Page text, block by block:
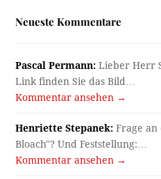
Neueste Kommentare
Pascal Permann: Lieber Herr
Link finden Sie das Bild…
Kommentar ansehen →
Henriette Stepanek: Frage an
Bloach"? Und Feststellung:…
Kommentar ansehen →